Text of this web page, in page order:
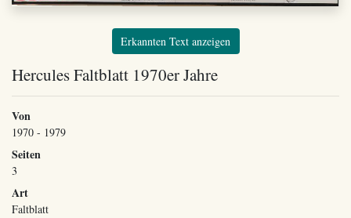
Erkannten Text anzeigen
Hercules Faltblatt 1970er Jahre
Von
1970 - 1979
Seiten
3
Art
Faltblatt